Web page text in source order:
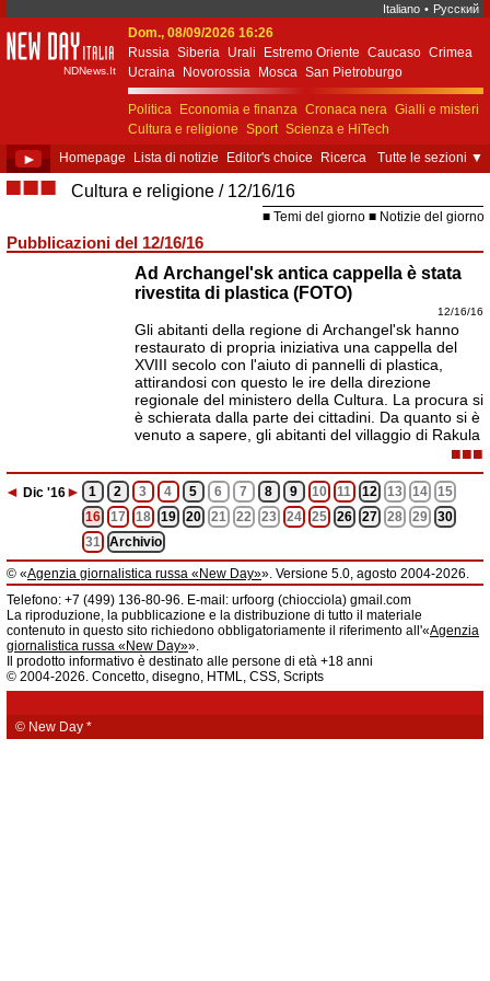
Italiano • Русский
New Day Italia
NDNews.It
Dom., 08/09/2026 16:26
Russia Siberia Urali Estremo Oriente Caucaso Crimea
Ucraina
Novorossia Mosca San Pietroburgo
Ekaterinburgo Kiev Simferopol
Sebastopoli
Politica
Economia e finanza Cronaca nera Gialli e misteri
Cultura e religione Sport Scienza e HiTech
Costume e società
Unione Europea
► Homepage Lista di notizie Editor's choice Ricerca Tutte le sezioni ▼
■■■ Cultura e religione 12/16/16
Temi del giorno Notizie del giorno
Pubblicazioni del 12/16/16
Ad Archangel'sk antica cappella è stata
rivestita di plastica (FOTO)
12/16/16
Gli abitanti della regione di Archangel'sk hanno
restaurato di propria iniziativa una cappella del
XVIII secolo con l'aiuto di pannelli di plastica,
attirandosi con questo le ire della direzione
regionale del ministero della Cultura. La procura si
è schierata dalla parte dei cittadini. Da quanto si è
venuto a sapere, gli abitanti del villaggio di Rakula
■■■
◄ Dic '16► 1 2 3 4 5 6 7 8 9 10 11 12 13 14
15
16
17 18 19 20 21 22 23 24 25 26 27 28 29
30
31
Archivio
© «Agenzia giornalistica russa «New Day»». Versione 5.0, agosto 2004-2026.
Informazioni
Agenzia giornalistica russa «New Day» registrata dal Servizio federale di
telecomunicazioni, tecnologie informatiche e mass media della Federazione
Russa. Certificato di registrazione dei mass media: EL № FS 77 - 61044 del 5
marzo 2015.
Fondatore: «New Day» S.r.l., indirizzo di redazione: 620014, città di
Ekaterinburgo, via Radišev, pal.6, scala «А», uff. 1104.
fornisce informazioni.
Telefono: +7 (499) 136-80-96. E-mail: urfoorg (chiocciola) gmail.com
La riproduzione, la pubblicazione e la distribuzione di tutto il materiale
contenuto in questo sito richiedono obbligatoriamente il riferimento all'«Agenzia
giornalistica russa «New Day»».
Il prodotto informativo è destinato alle persone di età +18 anni
© 2004-2026. Concetto, disegno, HTML, CSS, Scripts
© New Day *